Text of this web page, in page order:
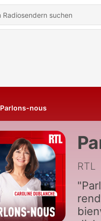
Parlons-nous
RTL